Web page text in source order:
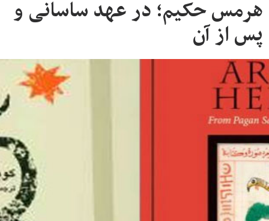
هرمس حکیم؛ در عهد ساسانی و
پس از آن